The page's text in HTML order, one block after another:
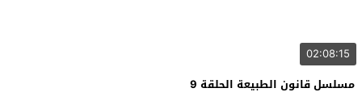
02:08:15
مسلسل قانون الطبيعة الحلقة 9